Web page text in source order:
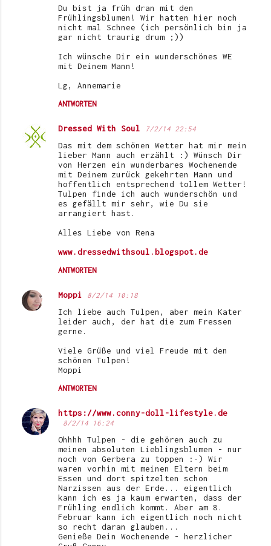
Du bist ja früh dran mit den
Frühlingsblumen! Wir hatten hier noch
nicht mal Schnee (ich persönlich bin ja
gar nicht traurig drum ;))
Ich wünsche Dir ein wunderschönes WE
mit Deinem Mann!
Lg, Annemarie
ANTWORTEN
Dressed With Soul 7/2/14 22:54
Das mit dem schönen Wetter hat mir mein
lieber Mann auch erzählt :) Wünsch Dir
von Herzen ein wunderbares Wochenende
mit Deinem zurück gekehrten Mann und
hoffentlich entsprechend tollem Wetter!
Tulpen finde ich auch wunderschön und
es gefällt mir sehr, wie Du sie
arrangiert hast.
Alles Liebe von Rena
www.dressedwithsoul.blogspot.de
ANTWORTEN
Moppi 8/2/14 10:18
Ich liebe auch Tulpen, aber mein Kater
leider auch, der hat die zum Fressen
gerne.
Viele Grüße und viel Freude mit den
schönen Tulpen!
Moppi
ANTWORTEN
https://www.conny-doll-lifestyle.de
8/2/14 16:24
Ohhhh Tulpen - die gehören auch zu
meinen absoluten Lieblingsblumen - nur
noch von Gerbera zu toppen :-) Wir
waren vorhin mit meinen Eltern beim
Essen und dort spitzelten schon
Narzissen aus der Erde... eigentlich
kann ich es ja kaum erwarten, dass der
Frühling endlich kommt. Aber am 8.
Februar kann ich eigentlich noch nicht
so recht daran glauben...
Genieße Dein Wochenende - herzlicher